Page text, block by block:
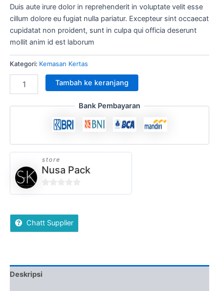
Duis aute irure dolor in reprehenderit in voluptate velit esse
cillum dolore eu fugiat nulla pariatur. Excepteur sint occaecat
cupidatat non proident, sunt in culpa qui officia deserunt
mollit anim id est laborum
Kategori: Kemasan Kertas
Tambah ke keranjang
Bank Pembayaran
store
Nusa Pack
0
of
5
Chatt Supplier
Deskripsi